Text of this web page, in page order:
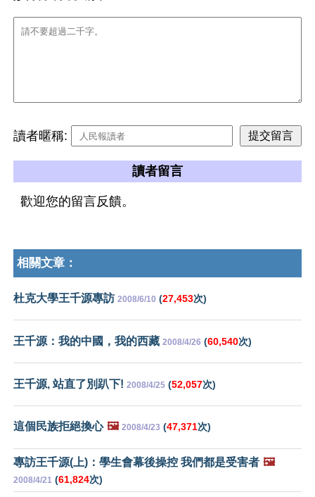
讀者暱稱:
讀者留言
歡迎您的留言反饋。
相關文章：
杜克大學王千源專訪 2008/6/10 (27,453次)
王千源：我的中國，我的西藏 2008/4/26 (60,540次)
王千源, 站直了別趴下! 2008/4/25 (52,057次)
這個民族拒絕換心 🖼️ 2008/4/23 (47,371次)
專訪王千源(上)：學生會幕後操控 我們都是受害者 🖼️
2008/4/21 (61,824次)